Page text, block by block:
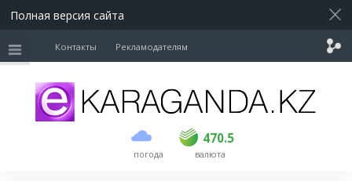
Полная версия сайта
Контакты Рекламодателям
погода
470.5
покупка продажа
USD 468.5 470.5
EUR валюта